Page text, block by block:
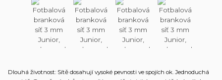
Dlouhá životnost: Sítě dosahují vysoké pevnosti ve spojích ok. Jednoduchá